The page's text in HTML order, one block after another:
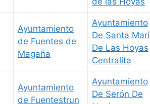
Ayuntamiento
de Fuentes de
Magaña
Ayuntamiento
De Santa
De Las Hoyas
Centralita
Ayuntamiento
de Fuentestrun
Ayuntamiento
De Serón De